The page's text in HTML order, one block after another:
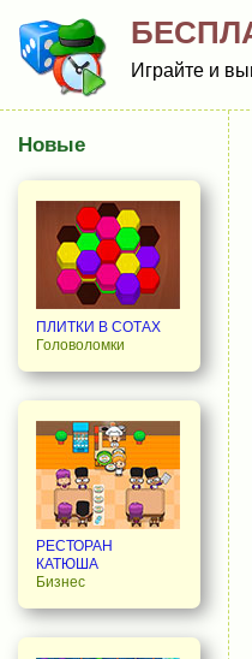
Играйте и
Новые
ПЛИТКИ В СОТАХ
Головоломки
РЕСТОРАН
КАТЮША
Бизнес